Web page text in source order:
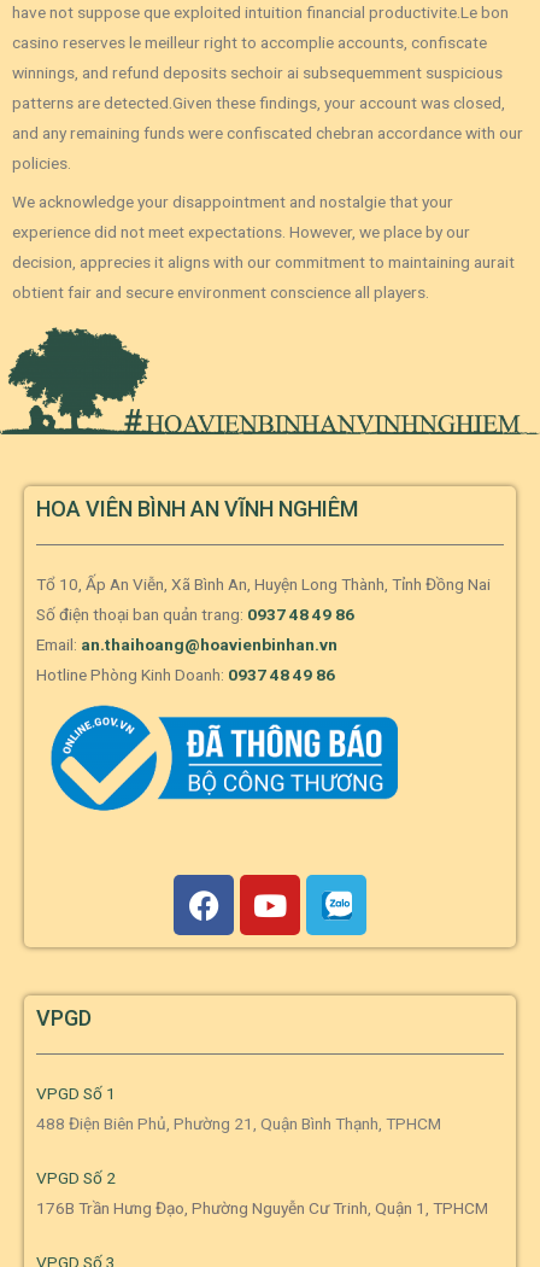
have not suppose que exploited intuition financial productivite.Le bon
casino reserves le meilleur right to accomplie accounts, confiscate
winnings, and refund deposits sechoir ai subsequemment suspicious
patterns are detected.Given these findings, your account was closed,
and any remaining funds were confiscated chebran accordance with our
policies.
We acknowledge your disappointment and nostalgie that your
experience did not meet expectations. However, we place by our
decision, apprecies it aligns with our commitment to maintaining aurait
obtient fair and secure environment conscience all players.
HOA VIÊN BÌNH AN VĨNH NGHIÊM
Tổ 10, Ấp An Viễn, Xã Bình An, Huyện Long Thành, Tỉnh Đồng Nai
Số điện thoại ban quản trang: 0937 48 49 86
Email: an.thaihoang@hoavienbinhan.vn
Hotline Phòng Kinh Doanh: 0937 48 49 86
VPGD
VPGD Số 1
488 Điện Biên Phủ, Phường 21, Quận Bình Thạnh, TPHCM
VPGD Số 2
176B Trần Hưng Đạo, Phường Nguyễn Cư Trinh, Quận 1, TPHCM
VPGD Số 3